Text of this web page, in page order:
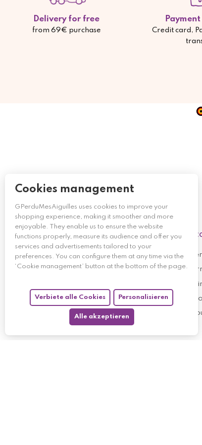
Cookies management
GPerduMesAiguilles uses cookies to improve your
shopping experience, making it smoother and more
enjoyable. They enable us to ensure the website
functions properly, measure its audience and offer you
services and advertisements tailored to your
preferences. You can configure them at any time via the
‘Cookie management’ button at the bottom of the page.
Alle akzeptieren
Verbiete alle Cookies Personalisieren
Delivery for free
from 69€ purchase
Credit card,
My
My
My
My
My
My